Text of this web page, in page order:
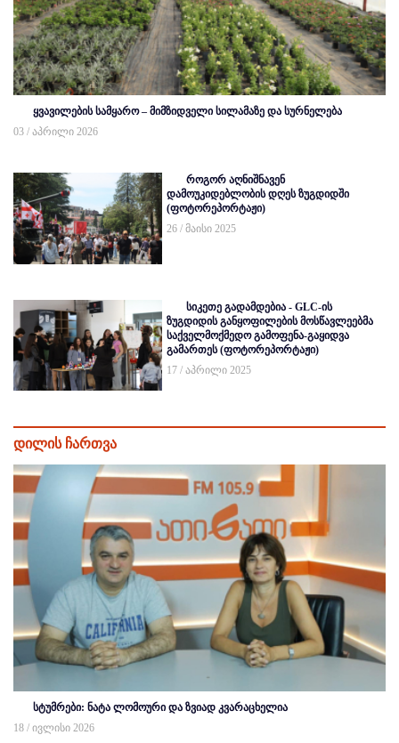
ყვავილების სამყარო – მიმზიდველი სილამაზე და სურნელება
03 / აპრილი 2026
როგორ აღნიშნავენ
დამოუკიდებლობის დღეს ზუგდიდში
(ფოტორეპორტაჟი)
26 / მაისი 2025
სიკეთე გადამდებია - GLC-ის
ზუგდიდის განყოფილების მოსწავლეებმა
საქველმოქმედო გამოფენა-გაყიდვა
გამართეს (ფოტორეპორტაჟი)
17 / აპრილი 2025
დილის ჩართვა
სტუმრები: ნატა ლომოური და ზვიად კვარაცხელია
18 / ივლისი 2026